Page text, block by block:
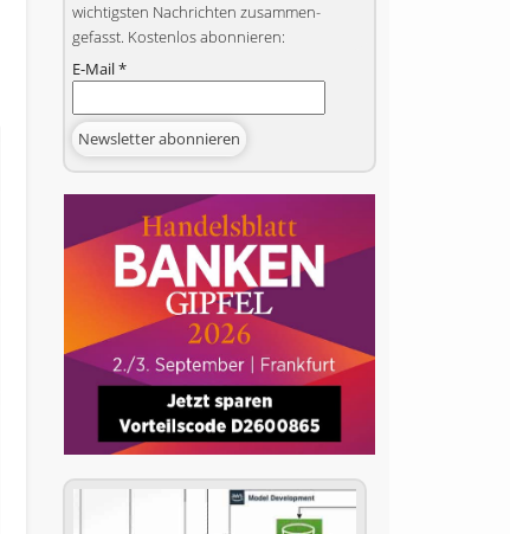
wichtigsten Nachrichten zusammen­
gefasst. Kostenlos abonnieren:
E-Mail*